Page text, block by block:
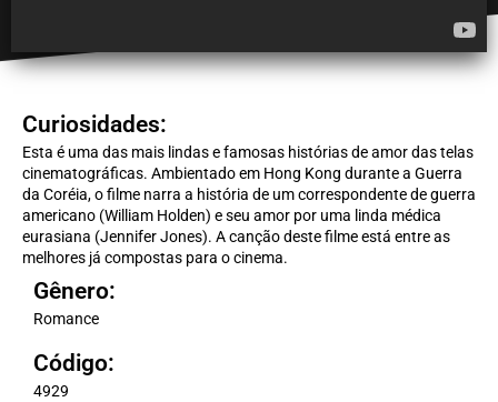
Curiosidades:
Esta é uma das mais lindas e famosas histórias de amor das telas
cinematográficas. Ambientado em Hong Kong durante a Guerra
da Coréia, o filme narra a história de um correspondente de guerra
americano (William Holden) e seu amor por uma linda médica
eurasiana (Jennifer Jones). A canção deste filme está entre as
melhores já compostas para o cinema.
Gênero:
Romance
Código:
4929